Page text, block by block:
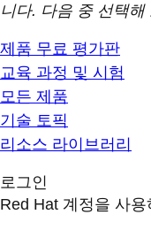
니다. 다음 중 선택해
제품 무료 평가판
교육 과정 및 시험
모든 제품
기술 토픽
리소스 라이브러리
로그인
Red Hat 계정을 사